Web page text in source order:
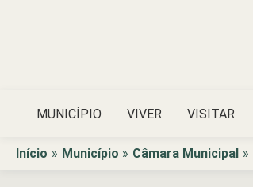
MUNICÍPIO VIVER VISITAR
Início Município Câmara Municipal